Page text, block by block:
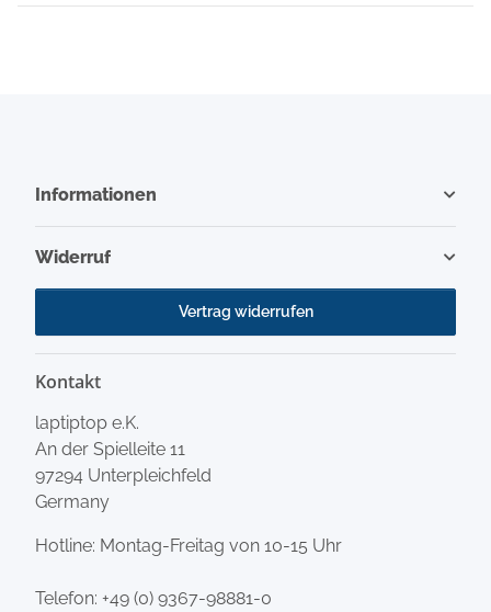
Informationen
Widerruf
Vertrag widerrufen
Kontakt
laptiptop e.K.
An der Spielleite 11
97294 Unterpleichfeld
Germany
Hotline: Montag-Freitag von 10-15 Uhr
Telefon: +49 (0) 9367-98881-0